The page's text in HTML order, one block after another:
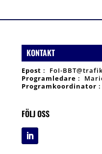
KONTAKT
Epost : FoI-
Programledare :
Programkoordinator
FÖLJ OSS